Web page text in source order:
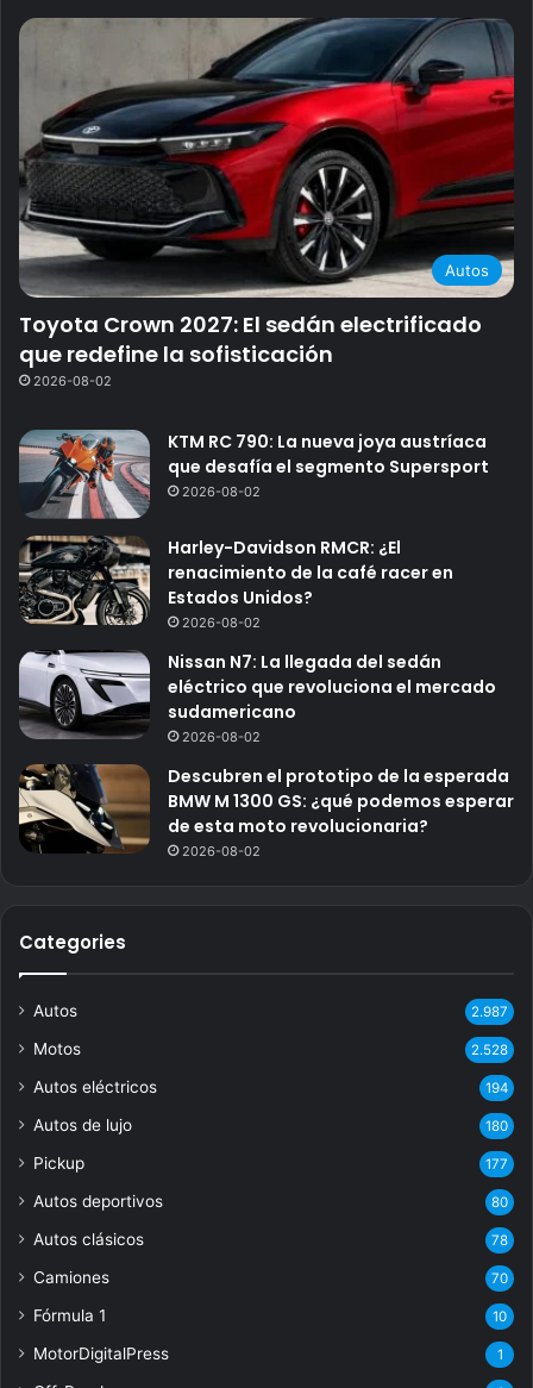
Autos
Toyota Crown 2027: El sedán electrificado
que redefine la sofisticación
2026-08-02
KTM RC 790: La nueva joya austríaca
que desafía el segmento Supersport
2026-08-02
Harley-Davidson RMCR: ¿El
renacimiento de la café racer en
Estados Unidos?
2026-08-02
Nissan N7: La llegada del sedán
eléctrico que revoluciona el mercado
sudamericano
2026-08-02
Descubren el prototipo de la esperada
BMW M 1300 GS: ¿qué podemos esperar
de esta moto revolucionaria?
2026-08-02
Categories
Autos 2.987
Motos 2.528
Autos eléctricos 194
Autos de lujo 180
Pickup 177
Autos deportivos 80
Autos clásicos 78
Camiones 70
Fórmula 1 10
MotorDigitalPress 1